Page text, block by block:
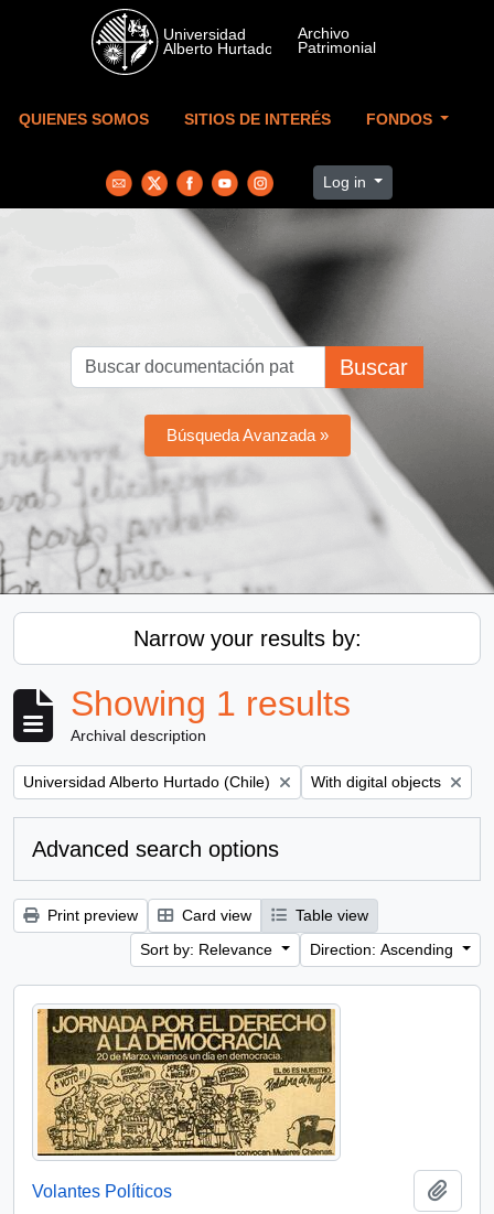
Skip to main content
QUIENES SOMOS SITIOS DE INTERÉS FONDOS
Log in
Buscar
Búsqueda Avanzada »
Narrow your results by:
Showing 1 results
Archival description
Remove filter:
Universidad Alberto Hurtado (Chile) Remove filter:
With digital objects
Advanced search options
Print preview Card view
Table view
Sort by: Relevance
Direction: Ascending
Volantes Políticos